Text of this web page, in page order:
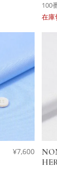
100
在庫
¥7,600